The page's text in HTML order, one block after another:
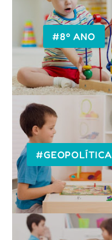
#8º ANO
#GEOPOLÍTICA